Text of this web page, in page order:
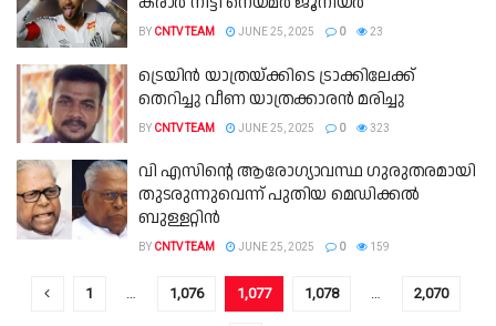
BY CNTV TEAM JUNE 25, 2025 0 23
ട്രെയിൻ യാത്രയ്ക്കിടെ ട്രാക്കിലേക്ക്
തെറിച്ചു വീണ യാത്രക്കാരൻ മരിച്ചു
BY CNTV TEAM JUNE 25, 2025 0 323
വി എസിന്റെ ആരോഗ്യാവസ്ഥ​ ഗുരുതരമായി
തുടരുന്നുവെന്ന് പുതിയ മെഡിക്കൽ
ബുള്ളറ്റിൻ
BY CNTV TEAM JUNE 25, 2025 0 159
1 … 1,076 1,077 1,078 … 2,070